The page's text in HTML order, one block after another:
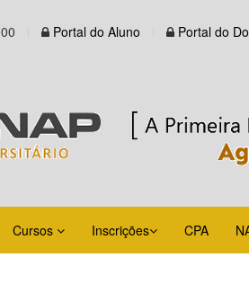
Portal do Aluno Portal do
Cursos Inscrições CPA